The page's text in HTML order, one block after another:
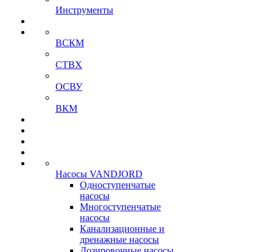
Инструменты
ВСКМ
СТВХ
ОСВУ
ВКМ
Насосы VANDJORD
Одноступенчатые
насосы
Многоступенчатые
насосы
Канализационные и
дренажные насосы